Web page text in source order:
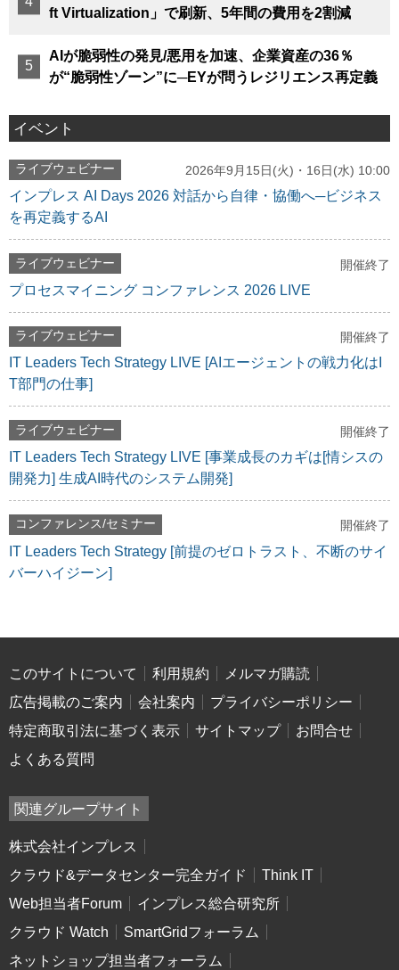
ft Virtualization」で刷新、5年間の費用を2割減
AIが脆弱性の発見/悪用を加速、企業資産の36％
が“脆弱性ゾーン”に─EYが問うレジリエンス再定義
イベント
ライブウェビナー 2026年9月15日(火)・16日(水) 10:00
インプレス AI Days 2026 対話から自律・協働へ─ビジネス
を再定義するAI
ライブウェビナー 開催終了
プロセスマイニング コンファレンス 2026 LIVE
ライブウェビナー 開催終了
IT Leaders Tech Strategy LIVE [AIエージェントの戦力化はI
T部門の仕事]
ライブウェビナー 開催終了
IT Leaders Tech Strategy LIVE [事業成長のカギは[情シスの
開発力] 生成AI時代のシステム開発]
コンファレンス/セミナー 開催終了
IT Leaders Tech Strategy [前提のゼロトラスト、不断のサイ
バーハイジーン]
このサイトについて 利用規約
メルマガ購読
広告掲載のご案内
会社案内
プライバシーポリシー
特定商取引法に基づく表示
サイトマップ
お問合せ
よくある質問
関連グループサイト
株式会社インプレス
クラウド&データセンター完全ガイド
Think IT
Web担当者Forum
インプレス総合研究所
クラウド Watch
SmartGridフォーラム
ネットショップ担当者フォーラム